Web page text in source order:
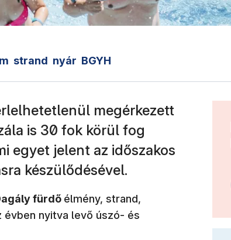
strand nyár BGYH
megérkezett
is 30 fok körül fog
egyet jelent az időszakos
készülődésével.
fürdő élmény, strand,
nyitva levő úszó- és